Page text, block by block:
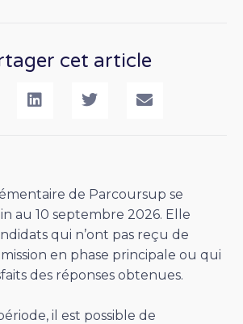
cet article
de Parcoursup se
au 10 septembre 2026. Elle
qui n’ont pas reçu de
en phase principale ou qui
des réponses obtenues.
il est possible de